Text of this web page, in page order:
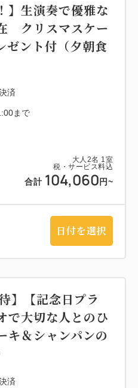
大人 2名 1 室
税・サービス料込
合計 104,060 円~
】生演奏で優雅な
クリスマスケー
ゼント付（夕朝食
済
まで
日付を選択
】【記念日プラ
で大切な人とのひ
＆シャンパンの
済